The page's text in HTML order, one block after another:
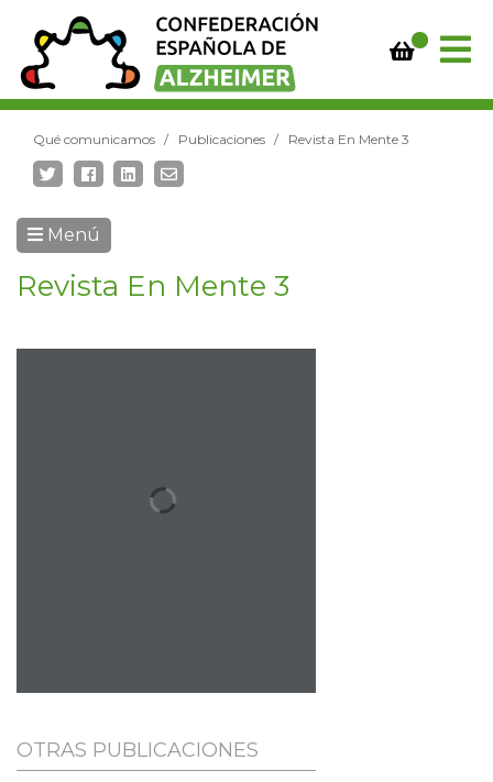
Qué comunicamos Publicaciones Revista En Mente 3
Menú
Revista En Mente 3
OTRAS PUBLICACIONES